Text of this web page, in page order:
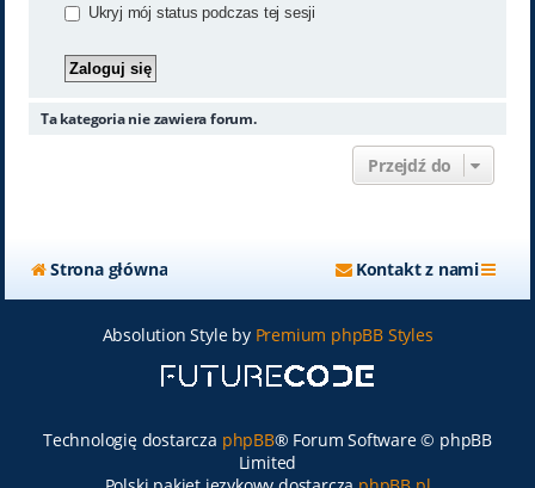
Ukryj mój status podczas tej sesji
Ta kategoria nie zawiera forum.
Przejdź do
Strona główna Kontakt z nami
Absolution Style by Premium phpBB Styles
Technologię dostarcza phpBB® Forum Software © phpBB
Limited